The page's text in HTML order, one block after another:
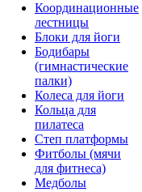
Координационные
лестницы
Блоки для йоги
Бодибары
(гимнастические
палки)
Колеса для йоги
Кольца для
пилатеса
Степ платформы
Фитболы (мячи
для фитнеса)
Медболы